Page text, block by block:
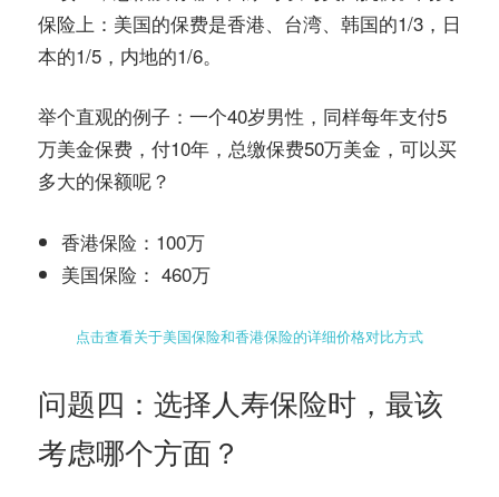
保险上：美国的保费是香港、台湾、韩国的1/3，日
本的1/5，内地的1/6。
举个直观的例子：一个40岁男性，同样每年支付5
万美金保费，付10年，总缴保费50万美金，可以买
多大的保额呢？
香港保险：100万
美国保险： 460万
点击查看关于美国保险和香港保险的详细价格对比方式
问题四：选择人寿保险时，最该
考虑哪个方面？